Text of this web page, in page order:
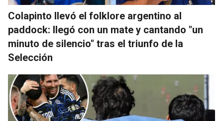
Colapinto llevó el folklore argentino al
paddock: llegó con un mate y cantando "un
minuto de silencio" tras el triunfo de la
Selección